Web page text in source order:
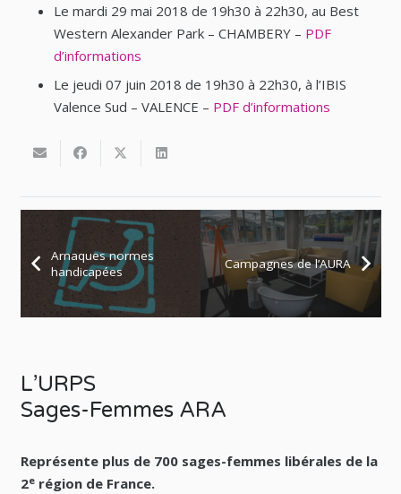
Le mardi 29 mai 2018 de 19h30 à 22h30, au Best
Western Alexander Park – CHAMBERY – PDF
d’informations
Le jeudi 07 juin 2018 de 19h30 à 22h30, à l’IBIS
Valence Sud – VALENCE – PDF d’informations
Arnaques normes
handicapées
Campagnes de l’AURA
L’URPS
Sages-Femmes ARA
Représente plus de 700 sages-femmes libérales de la
2erégion de France.